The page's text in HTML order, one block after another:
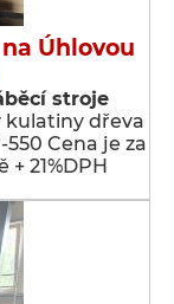
Úhlovou
stroje
kulatiny dřeva
Cena je za
21%DPH